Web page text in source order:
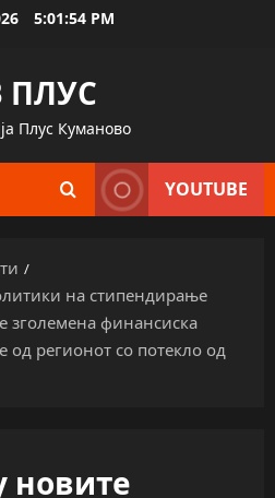
5:01:54 PM
ПЛУС
Плус Куманово
YOUTUBE
на стипендирање
зголемена финансиска
од регионот со потекло од
новите